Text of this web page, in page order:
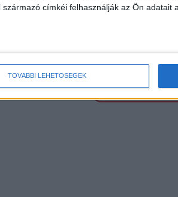
származó címkéi felhasználják az Ön adatait
TOVÁBBI LEHETŐSÉGEK
TOVÁBBI